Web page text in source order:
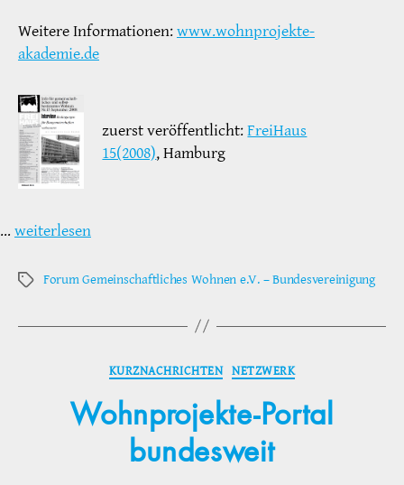
Weitere Informationen:www.wohnprojekte-
akademie.de
zuerst veröffentlicht:FreiHaus
15(2008), Hamburg
… weiterlesen
Schlagwörter
Forum Gemeinschaftliches Wohnen e.V. – Bundesvereinigung
Kategorien
KURZNACHRICHTEN NETZWERK
Wohnprojekte-Portal
bundesweit